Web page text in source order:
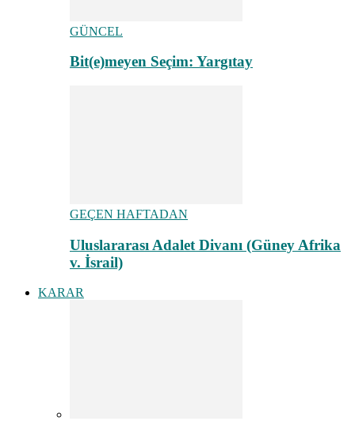
GÜNCEL
Bit(e)meyen Seçim: Yargıtay
GEÇEN HAFTADAN
Uluslararası Adalet Divanı (Güney Afrika
v. İsrail)
KARAR